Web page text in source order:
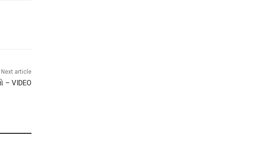
Next article
– VIDEO